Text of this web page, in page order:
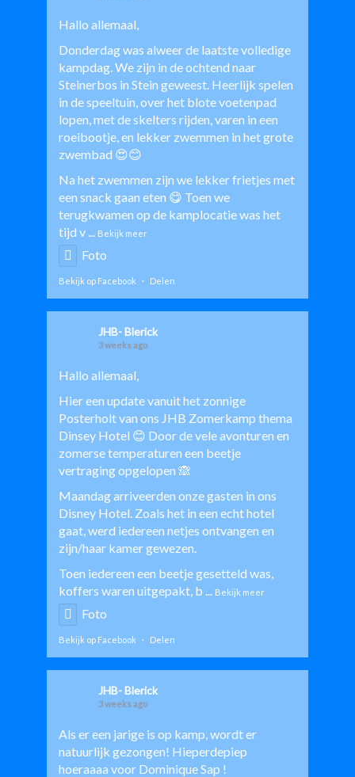
Hallo allemaal,
Donderdag was alweer de laatste volledige
kampdag. We zijn in de ochtend naar
Steinerbos in Stein geweest. Heerlijk spelen
in de speeltuin, over het blote voetenpad
lopen, met de skelters rijden, varen in een
roeibootje, en lekker zwemmen in het grote
zwembad 😍😊
Na het zwemmen zijn we lekker frietjes met
een snack gaan eten 😋 Toen we
terugkwamen op de kamplocatie was het
tijd v ... Bekijk meer
Foto
Bekijk op Facebook · Delen
JHB- Blerick
3 weeks ago
Hallo allemaal,
Hier een update vanuit het zonnige
Posterholt van ons JHB Zomerkamp thema
Dinsey Hotel 😊 Door de vele avonturen en
zomerse temperaturen een beetje
vertraging opgelopen 🙈
Maandag arriveerden onze gasten in ons
Disney Hotel. Zoals het in een echt hotel
gaat, werd iedereen netjes ontvangen en
zijn/haar kamer gewezen.
Toen iedereen een beetje gesetteld was,
koffers waren uitgepakt, b ... Bekijk meer
Foto
Bekijk op Facebook · Delen
JHB- Blerick
3 weeks ago
Als er een jarige is op kamp, wordt er
natuurlijk gezongen! Hieperdepiep
hoeraaaa voor Dominique Sap !